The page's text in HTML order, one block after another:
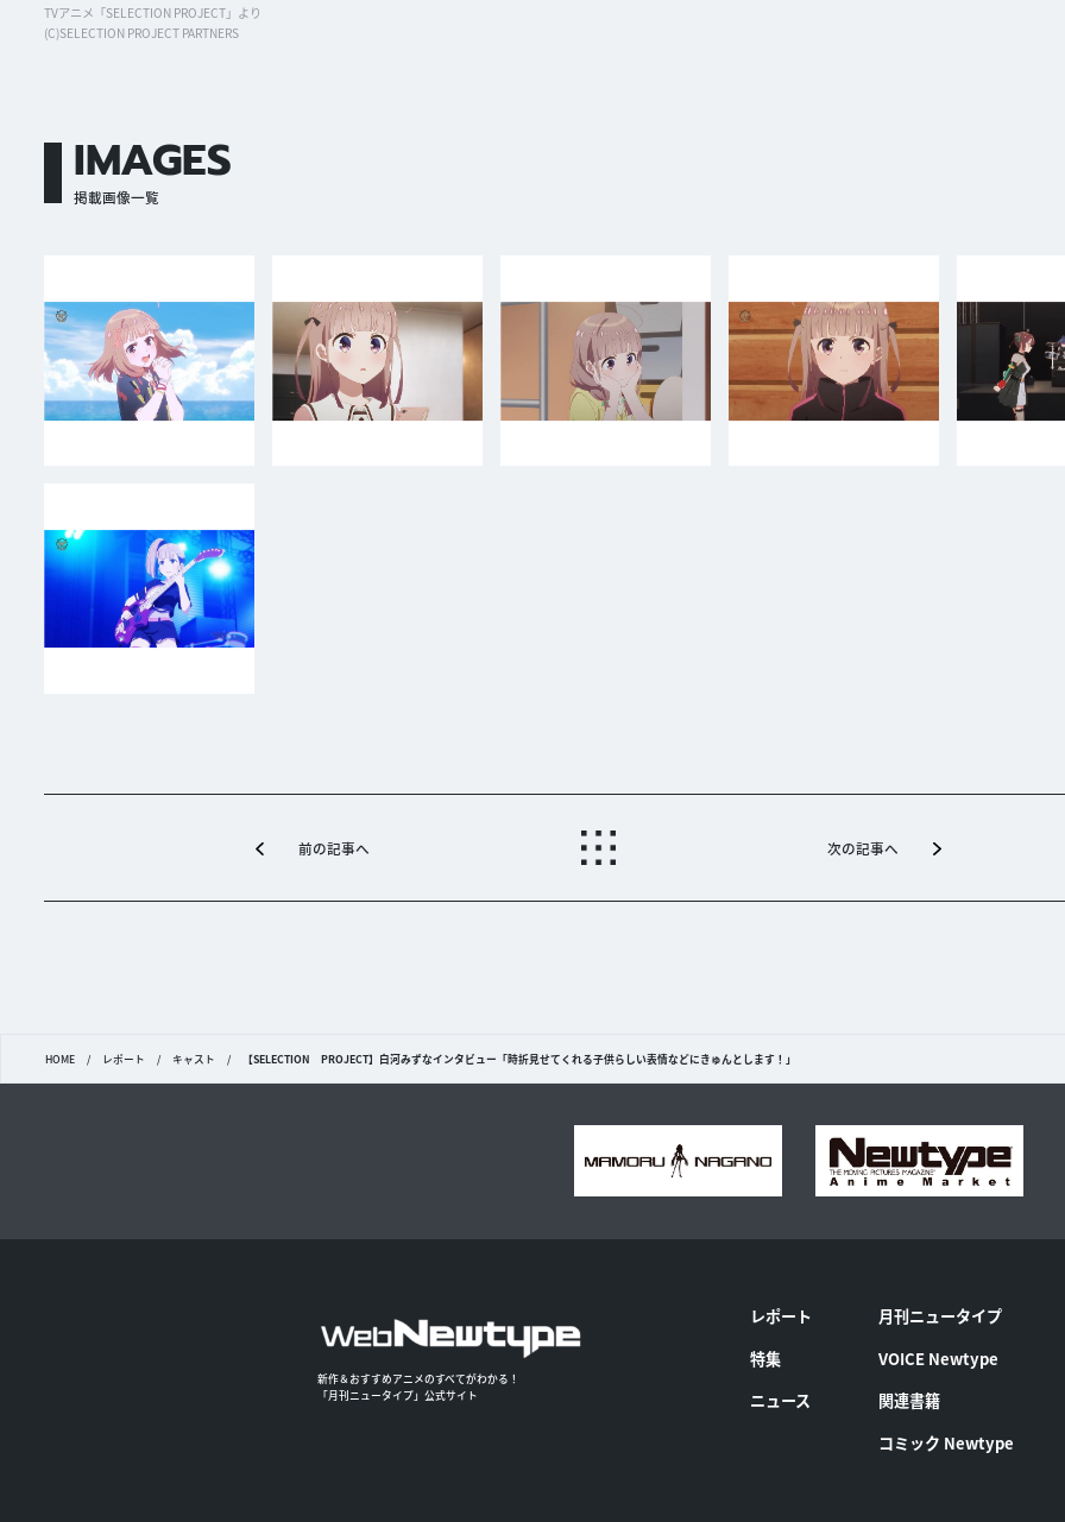
TVアニメ「SELECTION PROJECT」より
(C)SELECTION PROJECT PARTNERS
IMAGES
掲載画像一覧
前の記事へ 次の記事へ
HOME / レポート / キャスト / 【SELECTION PROJECT】白河みずなインタビュー「時折見せてくれる子供らしい表情などにきゅんとします！」
新作＆おすすめアニメのすべてがわかる！
「月刊ニュータイプ」公式サイト
レポート
特集
ニュース
月刊ニュータイプ
VOICE Newtype
関連書籍
コミック Newtype